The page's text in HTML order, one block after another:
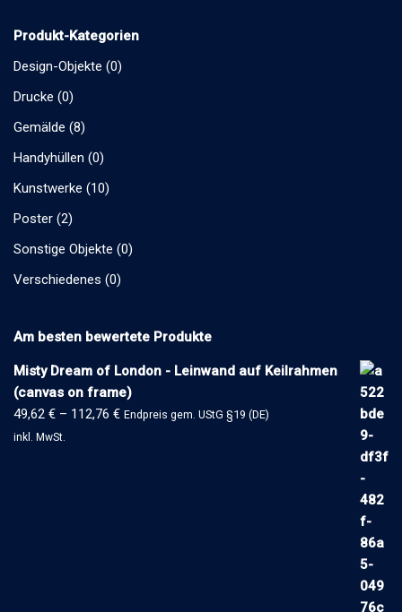
Produkt-Kategorien
Design-Objekte (0)
Drucke (0)
Gemälde (8)
Handyhüllen (0)
Kunstwerke (10)
Poster (2)
Sonstige Objekte (0)
Verschiedenes (0)
Am besten bewertete Produkte
Misty Dream of London - Leinwand auf Keilrahmen
(canvas on frame)
49,62 € – 112,76 € Endpreis gem. UStG §19 (DE)
inkl. MwSt.